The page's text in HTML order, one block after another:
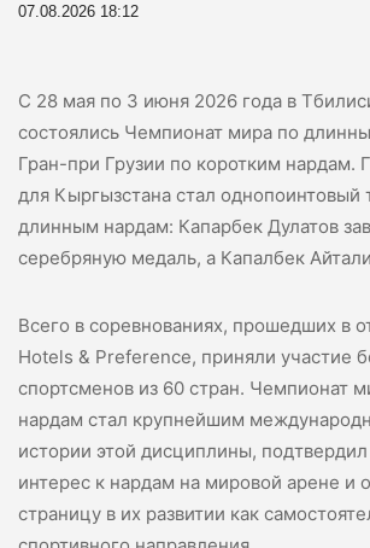
07.08.2026 18:12
С 28 мая по 3 июня 2026 года в
состоялись Чемпионат мира по
Гран-при Грузии по коротким нардам.
для Кыргызстана стал однопоинтовый
длинным нардам: Капарбек Дулатов
серебряную медаль, а Капалбек
Всего в соревнованиях, прошедших в
Hotels & Preference, приняли участие
спортсменов из 60 стран. Чемпионат
нардам стал крупнейшим
истории этой дисциплины,
интерес к нардам на мировой арене и
страницу в их развитии как